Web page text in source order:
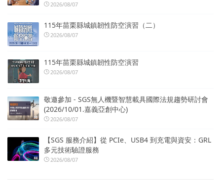
2026/08/07
115年苗栗縣城鎮韌性防空演習（二）
2026/08/07
115年苗栗縣城鎮韌性防空演習
2026/08/07
敬邀參加 - SGS無人機暨智慧載具國際法規趨勢研討會
(2026/10/01.嘉義亞創中心)
2026/08/07
【SGS 服務介紹】從 PCIe、USB4 到充電與資安：GRL
多元技術驗證服務
2026/08/07